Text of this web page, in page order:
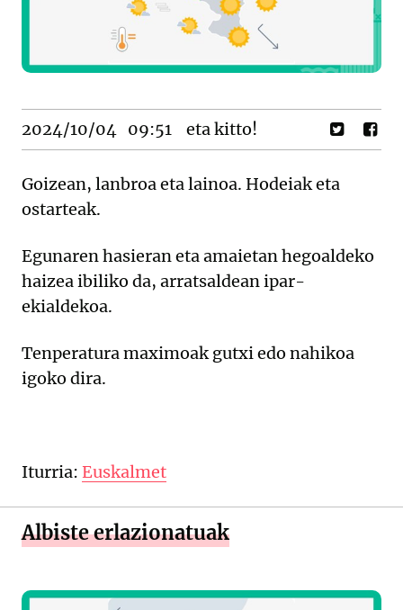
2024/10/04 09:51 eta kitto!
Goizean, lanbroa eta lainoa. Hodeiak eta
ostarteak.
Egunaren hasieran eta amaietan hegoaldeko
haizea ibiliko da, arratsaldean ipar-
ekialdekoa.
Tenperatura maximoak gutxi edo nahikoa
igoko dira.
Iturria: Euskalmet
Albiste erlazionatuak